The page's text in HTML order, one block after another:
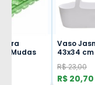
Vaso Jasmim
43x34 cm - Branco